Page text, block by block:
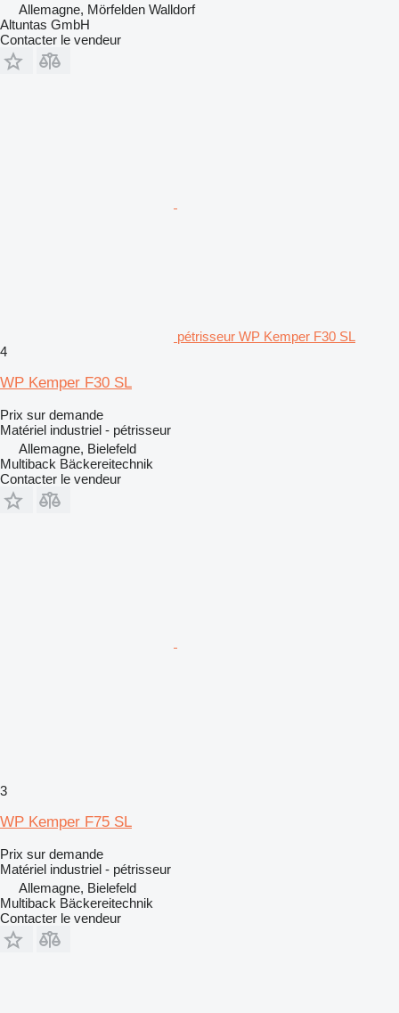
Allemagne, Mörfelden Walldorf
Altuntas GmbH
Contacter le vendeur
pétrisseur WP Kemper F30 SL
4
WP Kemper F30 SL
Prix sur demande
Matériel industriel - pétrisseur
Allemagne, Bielefeld
Multiback Bäckereitechnik
Contacter le vendeur
3
WP Kemper F75 SL
Prix sur demande
Matériel industriel - pétrisseur
Allemagne, Bielefeld
Multiback Bäckereitechnik
Contacter le vendeur